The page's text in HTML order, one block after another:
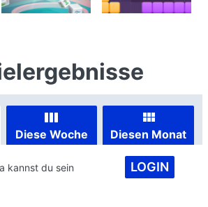
Diese Woche Diesen Monat
kannst du sein LOGIN